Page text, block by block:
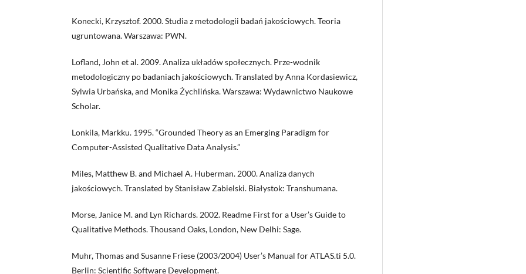
Konecki, Krzysztof. 2000. Studia z metodologii badań jakościowych. Teoria
ugruntowana. Warszawa: PWN.
Lofland, John et al. 2009. Analiza układów społecznych. Prze-wodnik
metodologiczny po badaniach jakościowych. Translated by Anna Kordasiewicz,
Sylwia Urbańska, and Monika Żychlińska. Warszawa: Wydawnictwo Naukowe
Scholar.
Lonkila, Markku. 1995. “Grounded Theory as an Emerging Paradigm for
Computer-Assisted Qualitative Data Analysis.”
Miles, Matthew B. and Michael A. Huberman. 2000. Analiza danych
jakościowych. Translated by Stanisław Zabielski. Białystok: Transhumana.
Morse, Janice M. and Lyn Richards. 2002. Readme First for a User’s Guide to
Qualitative Methods. Thousand Oaks, London, New Delhi: Sage.
Muhr, Thomas and Susanne Friese (2003/2004) User’s Manual for ATLAS.ti 5.0.
Berlin: Scientific Software Development.